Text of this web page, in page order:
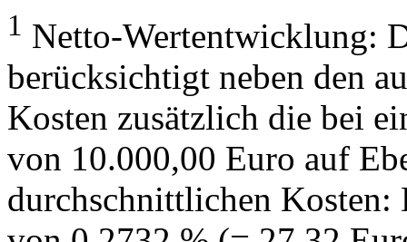
1 Netto-Wertentwicklung:
berücksichtigt neben den
Kosten zusätzlich die bei
von 10.000,00 Euro auf
durchschnittlichen